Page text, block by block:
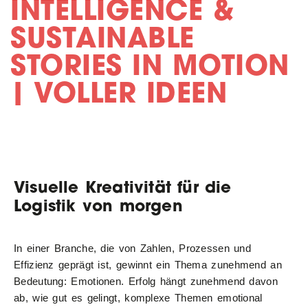
INTELLIGENCE &
SUSTAINABLE
STORIES IN MOTION
| VOLLER IDEEN
Visuelle Kreativität für die
Logistik von morgen
In einer Branche, die von Zahlen, Prozessen und
Effizienz geprägt ist, gewinnt ein Thema zunehmend an
Bedeutung: Emotionen. Erfolg hängt zunehmend davon
ab, wie gut es gelingt, komplexe Themen emotional